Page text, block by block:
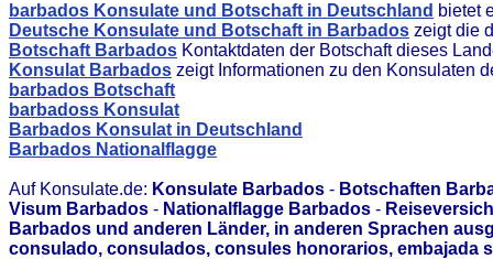
barbados Konsulate und Botschaft in Deutschland bietet
Deutsche Konsulate und Botschaft in Barbados zeigt die
Botschaft Barbados Kontaktdaten der Botschaft dieses
Konsulat Barbados zeigt Informationen zu den Konsulaten
barbados Botschaft
barbadoss Konsulat
Barbados Konsulat in Deutschland
Barbados Nationalflagge
Auf Konsulate.de: Konsulate Barbados - Botschaften
Visum Barbados - Nationalflagge Barbados -
Barbados und anderen Länder, in anderen Sprachen
consulado, consulados, consules honorarios, embajada